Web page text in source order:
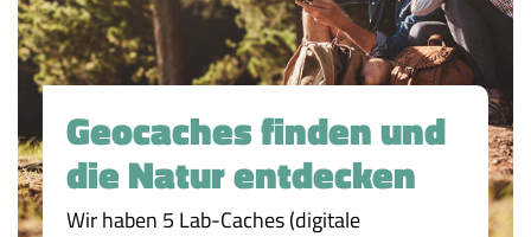
Geocaches finden und
die Natur entdecken
Wir haben 5 Lab-Caches (digitale